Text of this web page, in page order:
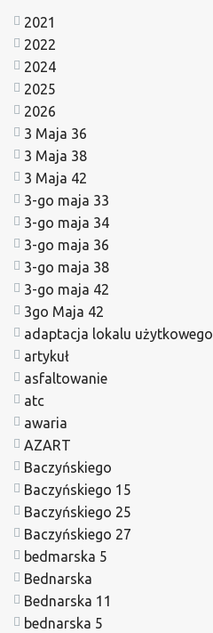
2021
2022
2024
2025
2026
3 Maja 36
3 Maja 38
3 Maja 42
3-go maja 33
3-go maja 34
3-go maja 36
3-go maja 38
3-go maja 42
3go Maja 42
adaptacja lokalu użytkowego
artykuł
asfaltowanie
atc
awaria
AZART
Baczyńskiego
Baczyńskiego 15
Baczyńskiego 25
Baczyńskiego 27
bedmarska 5
Bednarska
Bednarska 11
bednarska 5